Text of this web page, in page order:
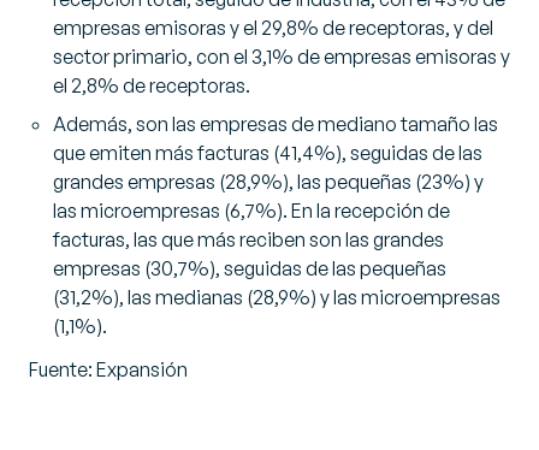
empresas emisoras y el 29,8% de receptoras, y del
sector primario, con el 3,1% de empresas emisoras y
el 2,8% de receptoras.
Además, son las empresas de mediano tamaño las
que emiten más facturas (41,4%), seguidas de las
grandes empresas (28,9%), las pequeñas (23%) y
las microempresas (6,7%). En la recepción de
facturas, las que más reciben son las grandes
empresas (30,7%), seguidas de las pequeñas
(31,2%), las medianas (28,9%) y las microempresas
(1,1%).
Fuente: Expansión